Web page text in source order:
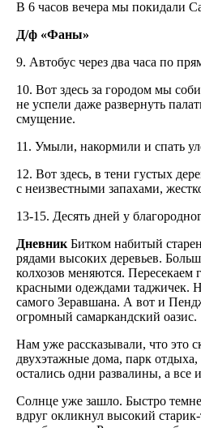
В 6 часов вечера мы покидали
Д/ф «Фаны»
9. Автобус через два часа по
10. Вот здесь за городом мы
не успели даже развернуть
смущение.
11. Умыли, накормили и спать
12. Вот здесь, в тени густых
с неизвестными запахами,
13-15. Десять дней у
Дневник Битком набитый
рядами высоких деревьев.
колхозов меняются. Пересекаем
красными одеждами таджичек.
самого Зеравшана. А вот и
огромный самаркандский оазис.
Нам уже рассказывали, что это
двухэтажные дома, парк
остались одни развалины, а все
Солнце уже зашло. Быстро
вдруг окликнул высокий